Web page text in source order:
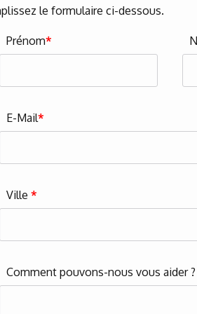
le formulaire ci-dessous.
Prénom*
E-Mail*
Ville*
Comment pouvons-nous vous aider